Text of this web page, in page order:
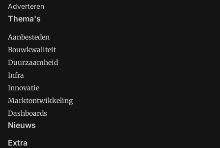
Adverteren
Thema's
Aanbesteden
Bouwkwaliteit
Duurzaamheid
Infra
Innovatie
Marktontwikkeling
Dashboards
Nieuws
Extra